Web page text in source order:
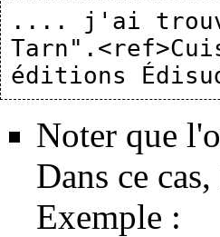
.... j'ai
Noter que
Dans ce
Exemple :